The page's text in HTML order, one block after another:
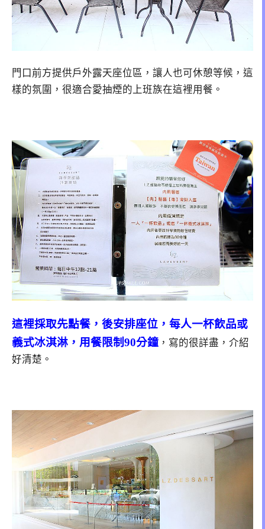
門口前方提供戶外露天座位區，讓人也可休憩等候，這
樣的氛圍，很適合愛抽煙的上班族在這裡用餐。
這裡採取先點餐，後安排座位，每人一杯飲品或
義式冰淇淋，用餐限制90分鐘 ，寫的很詳盡，介紹
好清楚。